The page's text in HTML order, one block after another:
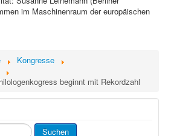
im Maschinenraum der europäischen
Kongresse
beginnt mit Rekordzahl
Suchen